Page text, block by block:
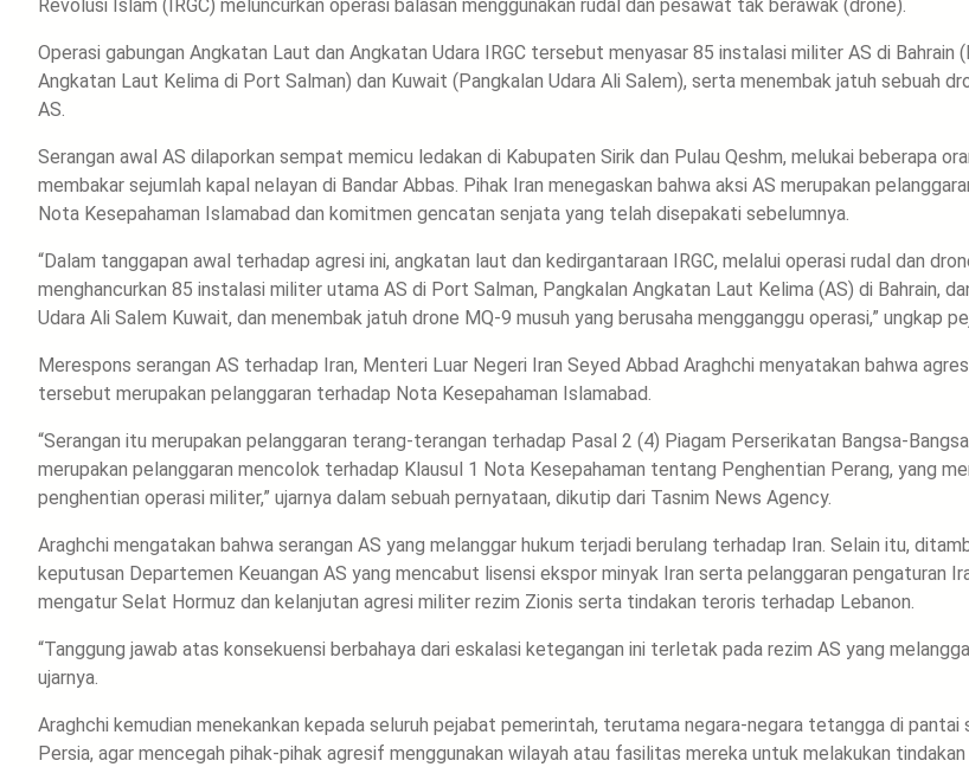
Revolusi Islam (IRGC) meluncurkan operasi balasan menggunakan rudal dan pesawat tak berawak (drone).
Operasi gabungan Angkatan Laut dan Angkatan Udara IRGC tersebut menyasar 85 instalasi militer AS di Bahrain
Angkatan Laut Kelima di Port Salman) dan Kuwait (Pangkalan Udara Ali Salem), serta menembak jatuh sebuah
AS.
Serangan awal AS dilaporkan sempat memicu ledakan di Kabupaten Sirik dan Pulau Qeshm, melukai beberapa
membakar sejumlah kapal nelayan di Bandar Abbas. Pihak Iran menegaskan bahwa aksi AS merupakan
Nota Kesepahaman Islamabad dan komitmen gencatan senjata yang telah disepakati sebelumnya.
“Dalam tanggapan awal terhadap agresi ini, angkatan laut dan kedirgantaraan IRGC, melalui operasi rudal dan
menghancurkan 85 instalasi militer utama AS di Port Salman, Pangkalan Angkatan Laut Kelima (AS) di Bahrain,
Udara Ali Salem Kuwait, dan menembak jatuh drone MQ-9 musuh yang berusaha mengganggu operasi,” ungkap
Merespons serangan AS terhadap Iran, Menteri Luar Negeri Iran Seyed Abbad Araghchi menyatakan bahwa
tersebut merupakan pelanggaran terhadap Nota Kesepahaman Islamabad.
“Serangan itu merupakan pelanggaran terang-terangan terhadap Pasal 2 (4) Piagam Perserikatan Bangsa-
merupakan pelanggaran mencolok terhadap Klausul 1 Nota Kesepahaman tentang Penghentian Perang, yang
penghentian operasi militer,” ujarnya dalam sebuah pernyataan, dikutip dari Tasnim News Agency.
Araghchi mengatakan bahwa serangan AS yang melanggar hukum terjadi berulang terhadap Iran. Selain itu,
keputusan Departemen Keuangan AS yang mencabut lisensi ekspor minyak Iran serta pelanggaran pengaturan
mengatur Selat Hormuz dan kelanjutan agresi militer rezim Zionis serta tindakan teroris terhadap Lebanon.
“Tanggung jawab atas konsekuensi berbahaya dari eskalasi ketegangan ini terletak pada rezim AS yang
ujarnya.
Araghchi kemudian menekankan kepada seluruh pejabat pemerintah, terutama negara-negara tetangga di pantai
Persia, agar mencegah pihak-pihak agresif menggunakan wilayah atau fasilitas mereka untuk melakukan tindakan